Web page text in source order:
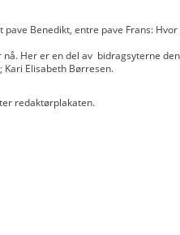
pave Benedikt, entre pave Frans:
Her er en del av bidragsyterne
Kari Elisabeth Børresen.
redaktørplakaten.